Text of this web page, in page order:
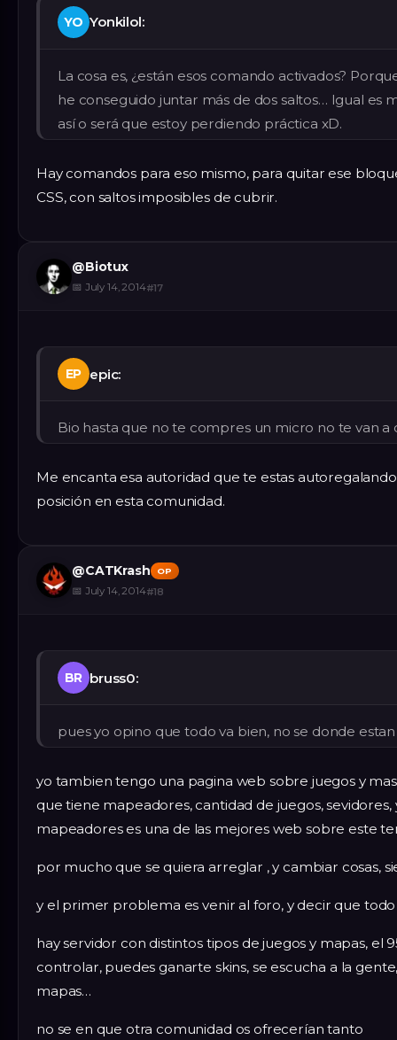
YO Yonkilol:
La cosa es, ¿están esos comando activados?
he conseguido juntar más de dos saltos… Igual es
así o será que estoy perdiendo práctica xD.
Hay comandos para eso mismo, para quitar ese
CSS, con saltos imposibles de cubrir.
@Biotux
📅 July 14, 2014#17
EP epic:
Bio hasta que no te compres un micro no te van a
Me encanta esa autoridad que te estas
posición en esta comunidad.
@CATKrash OP
📅 July 14, 2014#18
BR bruss0:
pues yo opino que todo va bien, no se donde
yo tambien tengo una pagina web sobre juegos y
que tiene mapeadores, cantidad de juegos,
mapeadores es una de las mejores web sobre este
por mucho que se quiera arreglar , y cambiar cosas,
y el primer problema es venir al foro, y decir que todo
hay servidor con distintos tipos de juegos y mapas,
controlar, puedes ganarte skins, se escucha a la
mapas…
no se en que otra comunidad os ofrecerían tanto